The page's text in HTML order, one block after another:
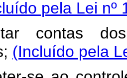
pela Lei nº
contas dos
(Incluído pela